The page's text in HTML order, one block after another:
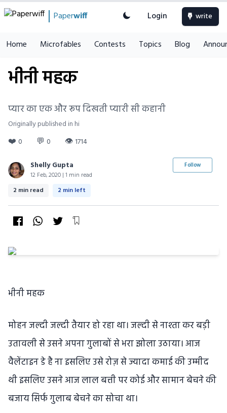
Paperwiff Login write
Home Microfables Contests Topics Blog
भीनी महक
प्यार का एक और रूप दिखती प्यारी सी कहानी
Originally published in hi
❤️ 0 💬 0 👁 1714
Shelly Gupta
12 Feb, 2020 | 1 min read
Follow
2 min read 2 min left
भीनी महक
मोहन जल्दी जल्दी तैयार हो रहा था। जल्दी से नाश्ता कर बड़ी
उतावली से उसने अपना गुलाबों से भरा झोला उठाया। आज
वैलेंटाइन डे है ना इसलिए उसे रोज़ से ज्यादा कमाई की उम्मीद
थी इसलिए उसने आज लाल बत्ती पर कोई और सामान बेचने की
बजाय सिर्फ गुलाब बेचने का सोचा था।